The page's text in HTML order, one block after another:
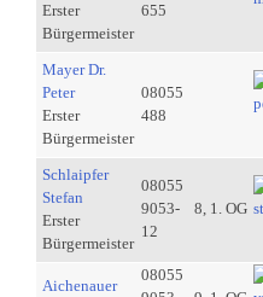
Erster
Bürgermeister
655
Mayer Dr.
Peter
Erster
Bürgermeister
08055
488
Schlaipfer
Stefan
Erster
Bürgermeister
08055
9053-
12
8, 1. OG
Aichenauer
08055